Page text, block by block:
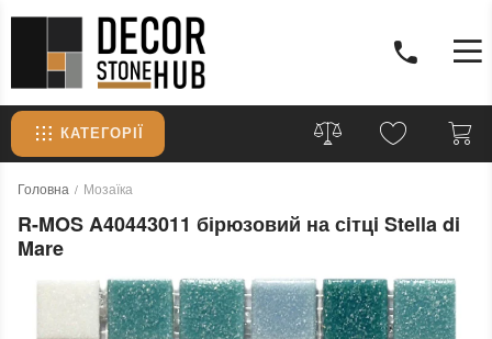
КАТЕГОРІЇ
Головна Мозаїка
R-MOS A40443011 бірюзовий на сiтцi Stella di
Mare